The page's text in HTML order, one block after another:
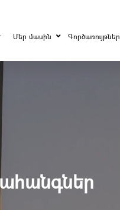
Մեր մասին Գործառույթներ